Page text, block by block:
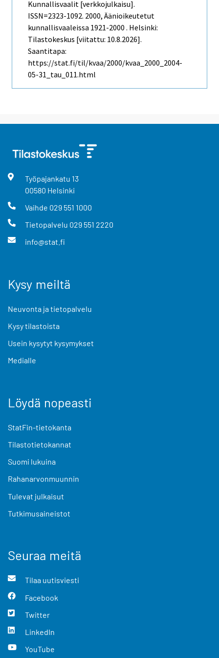
Kunnallisvaalit [verkkojulkaisu].
ISSN=2323-1092. 2000, Äänioikeutetut
kunnallisvaaleissa 1921-2000 . Helsinki:
Tilastokeskus [viitattu: 10.8.2026].
Saantitapa:
https://stat.fi/til/kvaa/2000/kvaa_2000_2004-
05-31_tau_011.html
Työpajankatu 13
00580 Helsinki
Vaihde 029 551 1000
Tietopalvelu 029 551 2220
info@stat.fi
Kysy meiltä
Neuvonta ja tietopalvelu
Kysy tilastoista
Usein kysytyt kysymykset
Medialle
Löydä nopeasti
StatFin-tietokanta
Tilastotietokannat
Suomi lukuina
Rahanarvonmuunnin
Tulevat julkaisut
Tutkimusaineistot
Seuraa meitä
Tilaa uutisviesti
Facebook
Twitter
LinkedIn
YouTube